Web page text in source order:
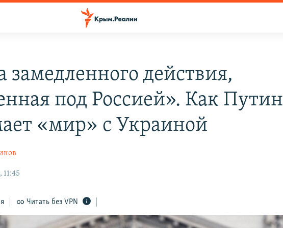
действия,
под Россией». Как Путин
«мир» с Украиной
11:45
Читать без VPN